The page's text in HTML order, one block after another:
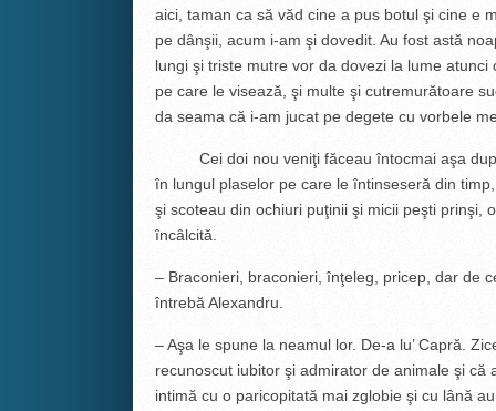
aici, taman ca să văd cine a pus botul şi cine e
pe dânşii, acum i-am şi dovedit. Au fost astă
lungi şi triste mutre vor da dovezi la lume
pe care le visează, şi multe şi cutremurătoare
da seama că i-am jucat pe degete cu vorbele
Cei doi nou veniţi făceau întocmai aşa
în lungul plaselor pe care le întinseseră din
şi scoteau din ochiuri puţinii şi micii peşti prinşi,
încâlcită.
– Braconieri, braconieri, înţeleg, pricep, dar de
întrebă Alexandru.
– Aşa le spune la neamul lor. De-a lu’ Capră.
recunoscut iubitor şi admirator de animale şi
intimă cu o paricopitată mai zglobie şi cu lână